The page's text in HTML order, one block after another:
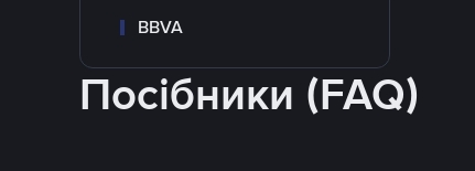
BBVA
Посібники (FAQ)